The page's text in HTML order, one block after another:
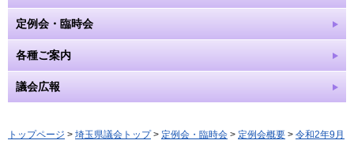
定例会・臨時会
各種ご案内
議会広報
トップページ > 埼玉県議会トップ> 定例会・臨時会 > 定例会概要 > 令和2年9月